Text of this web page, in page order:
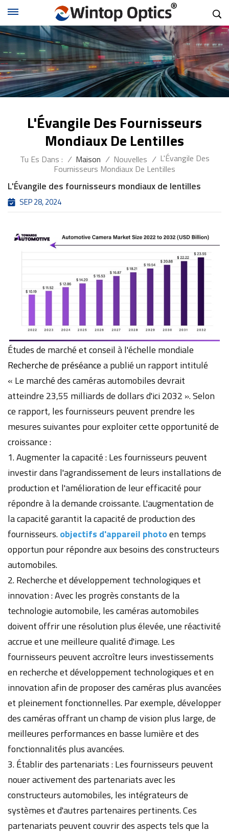
L'Évangile Des Fournisseurs
Mondiaux De Lentilles
Tu Es Dans : / Maison / Nouvelles / L'Évangile Des
Fournisseurs Mondiaux De Lentilles
L'Évangile des fournisseurs mondiaux de lentilles
SEP 28, 2024
Études de marché et conseil à l'échelle mondiale
Recherche de préséancea publié un rapport intitulé
« Le marché des caméras automobiles devrait
atteindre 23,55 milliards de dollars d'ici 2032 ». Selon
ce rapport, les fournisseurs peuvent prendre les
mesures suivantes pour exploiter cette opportunité de
croissance :
1. Augmenter la capacité : Les fournisseurs peuvent
investir dans l'agrandissement de leurs installations de
production et l'amélioration de leur efficacité pour
répondre à la demande croissante. L'augmentation de
la capacité garantit la capacité de production des
fournisseurs.objectifs d'appareil photoen temps
opportun pour répondre aux besoins des constructeurs
automobiles.
2. Recherche et développement technologiques et
innovation : Avec les progrès constants de la
technologie automobile, les caméras automobiles
doivent offrir une résolution plus élevée, une réactivité
accrue et une meilleure qualité d'image. Les
fournisseurs peuvent accroître leurs investissements
en recherche et développement technologiques et en
innovation afin de proposer des caméras plus avancées
et pleinement fonctionnelles. Par exemple, développer
des caméras offrant un champ de vision plus large, de
meilleures performances en basse lumière et des
fonctionnalités plus avancées.
3. Établir des partenariats : Les fournisseurs peuvent
nouer activement des partenariats avec les
constructeurs automobiles, les intégrateurs de
systèmes et d'autres partenaires pertinents. Ces
partenariats peuvent couvrir des aspects tels que la